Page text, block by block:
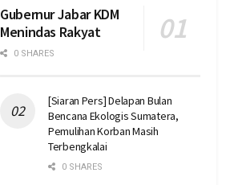
Gubernur Jabar KDM
Menindas Rakyat
0 SHARES
[Siaran Pers] Delapan Bulan
Bencana Ekologis Sumatera,
Pemulihan Korban Masih
Terbengkalai
0 SHARES